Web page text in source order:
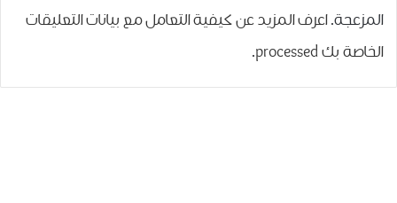
المزعجة.اعرف المزيد عن كيفية التعامل مع بيانات التعليقات
الخاصة بك processed
.